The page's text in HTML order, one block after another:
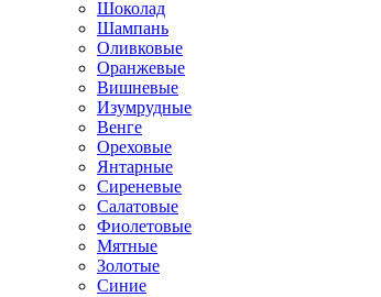
Шоколад
Шампань
Оливковые
Оранжевые
Вишневые
Изумрудные
Венге
Ореховые
Янтарные
Сиреневые
Салатовые
Фиолетовые
Мятные
Золотые
Синие